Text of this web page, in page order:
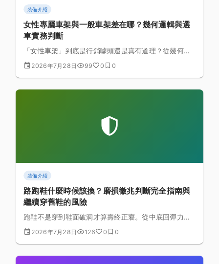
裝備介紹
女性專屬車架與一般車架差在哪？幾何邏輯與選
車實務判斷
「女性車架」到底是行銷噱頭還是真有道理？從幾何設
計邏輯拆解女性專屬車架與一般（俗稱男性）車架的差
異，並提供不靠標籤、實際適合自己的選車判斷方式。
2026年7月28日 99 0 0
裝備介紹
路跑鞋什麼時候該換？磨損徵兆判斷完全指南與
繼續穿舊鞋的風險
跑鞋不是穿到鞋面破洞才算壽終正寢。從中底回彈力、
外底磨耗紋路到鞋楦變形，本文整理判斷換鞋時機的具
體方法，並說明繼續穿磨損鞋跑步可能帶來的傷害風
2026年7月28日 126 0 0